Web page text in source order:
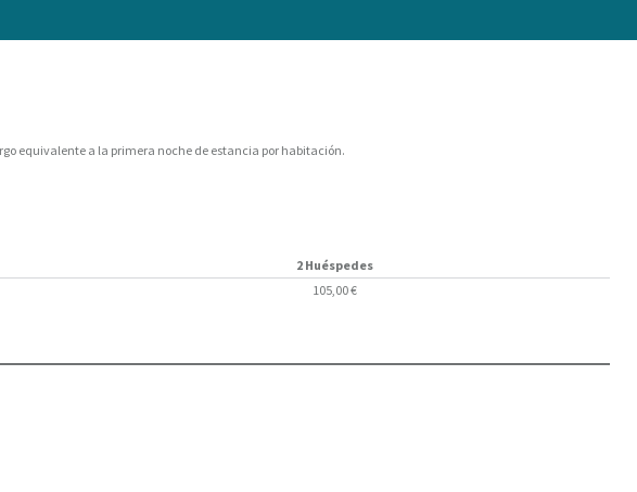
equivalente a la primera noche de estancia por habitación.
2 Huéspedes
105,00 €